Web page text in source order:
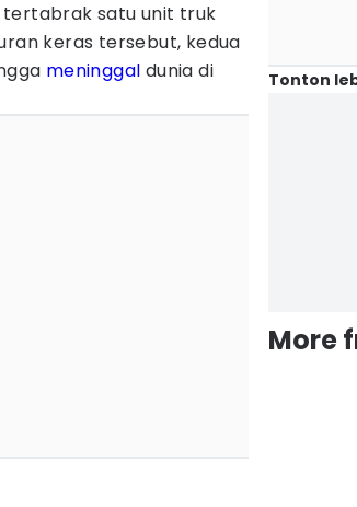
tertabrak satu unit truk
keras tersebut, kedua
meninggal dunia di
Tonton
More